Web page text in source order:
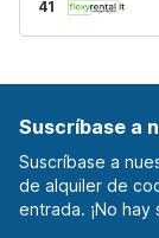
41
Suscríbase a
Suscríbase a
de alquiler de
entrada. ¡No